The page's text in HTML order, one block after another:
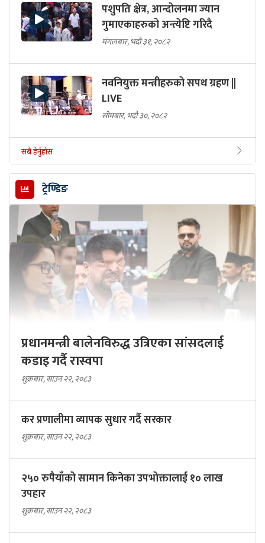
पशुपति क्षेत्र, आन्दोलनमा ज्यान
गुमाएकाहरुको अन्त्येष्टि गरिदै
मंगलबार, भदौ ३१, २०८२
नवनियुक्त मन्त्रीहरुको सपथ ग्रहण ||
LIVE
सोमबार, भदौ ३०, २०८२
सबै हेर्नुहोस
ट्रेण्डिङ
प्रधानमन्त्री बालेनविरुद्ध उत्रिएका सांसदलाई
कडाइ गर्दै रास्वपा
शुक्रबार, साउन २२, २०८३
कर प्रणालीमा व्यापक सुधार गर्दै सरकार
शुक्रबार, साउन २२, २०८३
२५० रुपैयाँको सामान किनेका उपभोक्तालाई १० लाख
उपहार
शुक्रबार, साउन २२, २०८३